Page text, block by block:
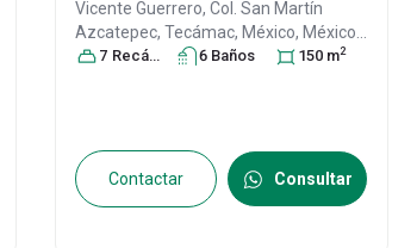
Vicente Guerrero, Col. San Martín
Azcatepec,Tecámac, México, México
C.P. 55748, ID:30339669
7 Recámara s 6 Baños 150 m2
Contactar Consultar